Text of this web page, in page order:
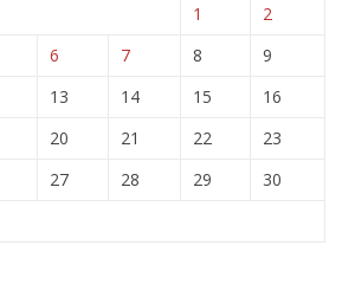
1
2
6 7 8
9
13 14 15
16
20 21 22
23
27 28 29
30